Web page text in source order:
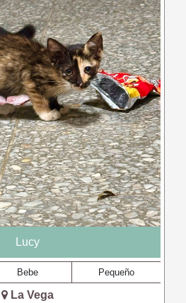
Lucy
Bebe Pequeño
La Vega